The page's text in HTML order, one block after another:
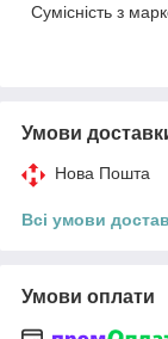
Сумісність з
Умови
Нова Пошта
Всі умови
Умови оплати